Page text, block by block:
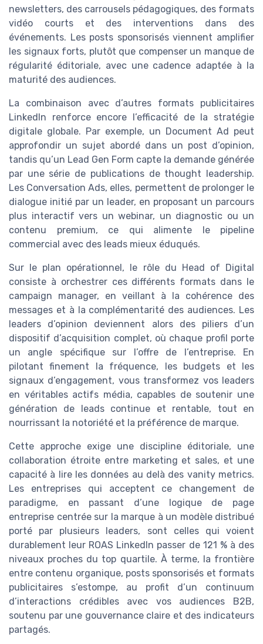
newsletters, des carrousels pédagogiques, des formats
vidéo courts et des interventions dans des
événements. Les posts sponsorisés viennent amplifier
les signaux forts, plutôt que compenser un manque de
régularité éditoriale, avec une cadence adaptée à la
maturité des audiences.
La combinaison avec d’autres formats publicitaires
LinkedIn renforce encore l’efficacité de la stratégie
digitale globale. Par exemple, un Document Ad peut
approfondir un sujet abordé dans un post d’opinion,
tandis qu’un Lead Gen Form capte la demande générée
par une série de publications de thought leadership.
Les Conversation Ads, elles, permettent de prolonger le
dialogue initié par un leader, en proposant un parcours
plus interactif vers un webinar, un diagnostic ou un
contenu premium, ce qui alimente le pipeline
commercial avec des leads mieux éduqués.
Sur le plan opérationnel, le rôle du Head of Digital
consiste à orchestrer ces différents formats dans le
campaign manager, en veillant à la cohérence des
messages et à la complémentarité des audiences. Les
leaders d’opinion deviennent alors des piliers d’un
dispositif d’acquisition complet, où chaque profil porte
un angle spécifique sur l’offre de l’entreprise. En
pilotant finement la fréquence, les budgets et les
signaux d’engagement, vous transformez vos leaders
en véritables actifs média, capables de soutenir une
génération de leads continue et rentable, tout en
nourrissant la notoriété et la préférence de marque.
Cette approche exige une discipline éditoriale, une
collaboration étroite entre marketing et sales, et une
capacité à lire les données au delà des vanity metrics.
Les entreprises qui acceptent ce changement de
paradigme, en passant d’une logique de page
entreprise centrée sur la marque à un modèle distribué
porté par plusieurs leaders, sont celles qui voient
durablement leur ROAS LinkedIn passer de 121 % à des
niveaux proches du top quartile. À terme, la frontière
entre contenu organique, posts sponsorisés et formats
publicitaires s’estompe, au profit d’un continuum
d’interactions crédibles avec vos audiences B2B,
soutenu par une gouvernance claire et des indicateurs
partagés.